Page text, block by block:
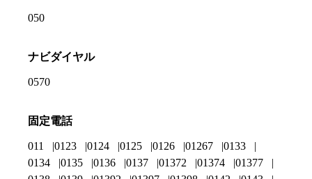
050
ナビダイヤル
0570
固定電話
011 0123 0124 0125 0126 01267
0133
0134
0135 0136 0137 01372 01374
01377